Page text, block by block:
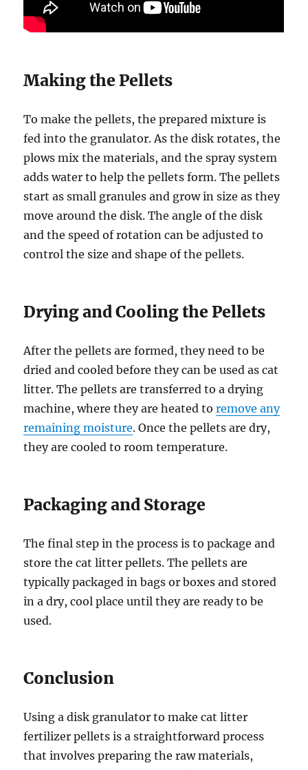
Making the Pellets
To make the pellets, the prepared mixture is
fed into the granulator. As the disk rotates, the
plows mix the materials, and the spray system
adds water to help the pellets form. The pellets
start as small granules and grow in size as they
move around the disk. The angle of the disk
and the speed of rotation can be adjusted to
control the size and shape of the pellets.
Drying and Cooling the Pellets
After the pellets are formed, they need to be
dried and cooled before they can be used as cat
litter. The pellets are transferred to a drying
machine, where they are heated toremove any
remaining moisture. Once the pellets are dry,
they are cooled to room temperature.
Packaging and Storage
The final step in the process is to package and
store the cat litter pellets. The pellets are
typically packaged in bags or boxes and stored
in a dry, cool place until they are ready to be
used.
Conclusion
Using a disk granulator to make cat litter
fertilizer pellets is a straightforward process
that involves preparing the raw materials,